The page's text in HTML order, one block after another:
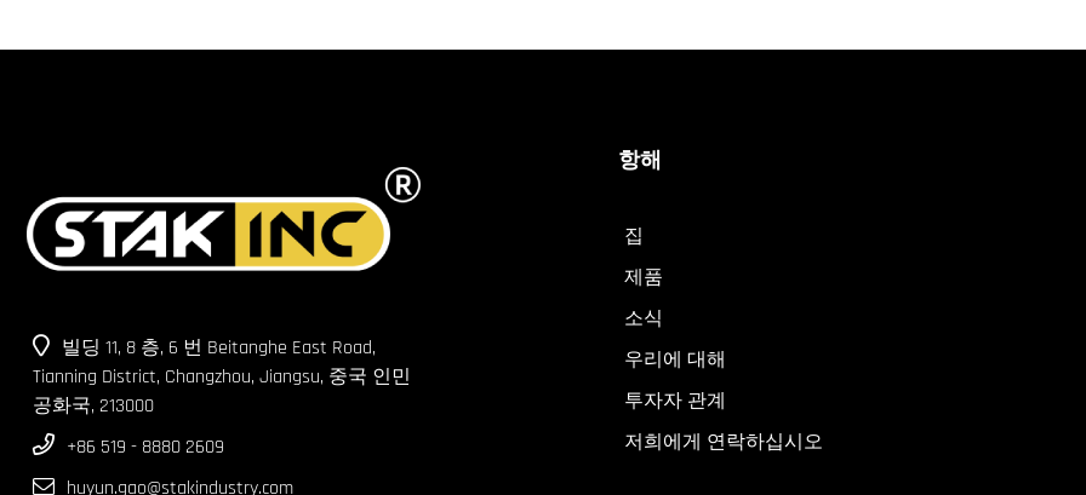
빌딩 11, 8 층, 6 번 Beitanghe East Road,
Tianning District, Changzhou, Jiangsu, 중국 인민
공화국, 213000
+86 519 - 8880 2609
huyun.gao@stakindustry.com
항해
집
제품
소식
우리에 대해
투자자 관계
저희에게 연락하십시오